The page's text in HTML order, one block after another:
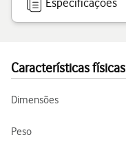
Especificações
Características físicas
Dimensões
Peso